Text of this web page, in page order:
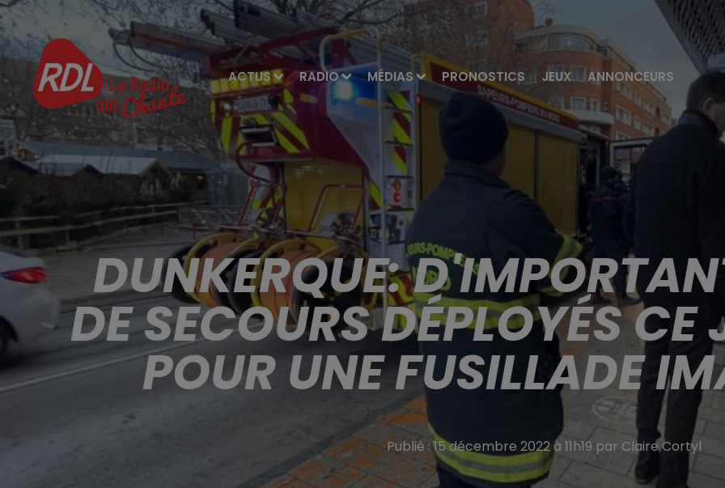
ACTUS RADIO MÉDIAS PRONOSTICS JEUX ANNONCEURS
DUNKERQUE:
DE SECOURS DÉPLOYÉS
POUR UNE FUSILLADE
Publié : 15 décembre 2022 à 11h19 par Claire Cortyl